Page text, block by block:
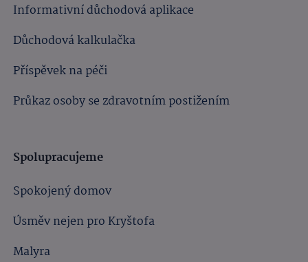
Informativní důchodová aplikace
Důchodová kalkulačka
Příspěvek na péči
Průkaz osoby se zdravotním postižením
Spolupracujeme
Spokojený domov
Úsměv nejen pro Kryštofa
Malyra